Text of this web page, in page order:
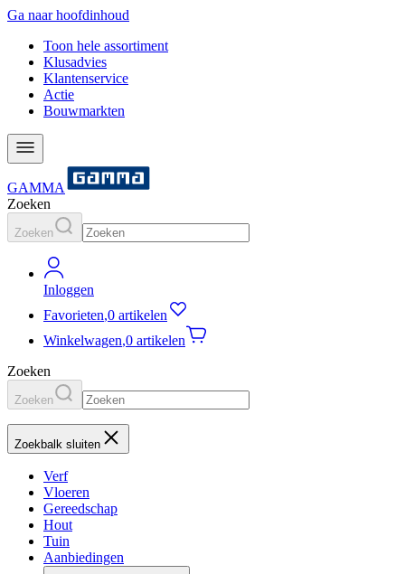
Ga naar hoofdinhoud
Toon hele assortiment
Klusadvies
Klantenservice
Actie
Bouwmarkten
GAMMA
Zoeken
Zoeken
Inloggen
Favorieten,0 artikelen
Winkelwagen,0 artikelen
Zoeken
Zoeken
Zoekbalk sluiten
Verf
Vloeren
Gereedschap
Hout
Tuin
Aanbiedingen